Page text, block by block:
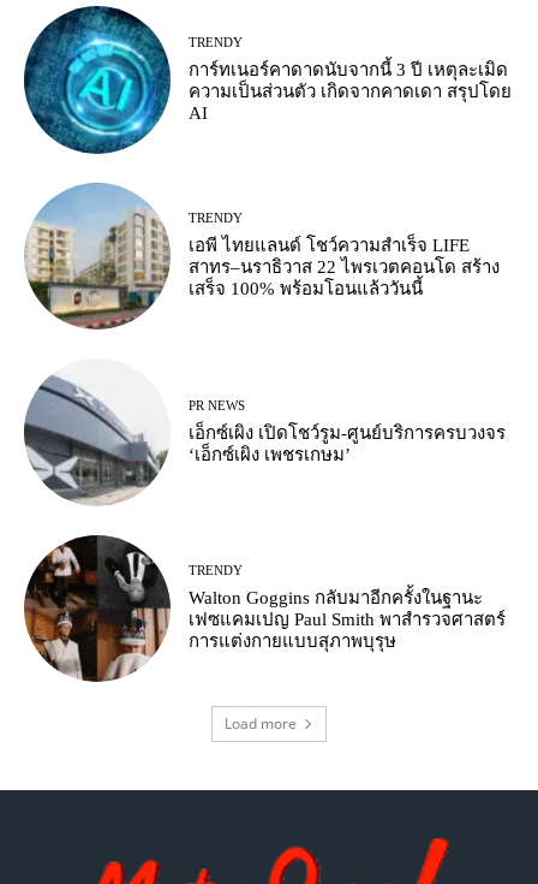
TRENDY
การ์ทเนอร์คาดาดนับจากนี้ 3 ปี เหตุละเมิด
ความเป็นส่วนตัว เกิดจากคาดเดา สรุปโดย
AI
TRENDY
เอพี ไทยแลนด์ โชว์ความสำเร็จ LIFE
สาทร–นราธิวาส 22 ไพรเวตคอนโด สร้าง
เสร็จ 100% พร้อมโอนแล้ววันนี้
PR NEWS
เอ็กซ์เผิง เปิดโชว์รูม-ศูนย์บริการครบวงจร
‘เอ็กซ์เผิง เพชรเกษม’
TRENDY
Walton Goggins กลับมาอีกครั้งในฐานะ
เฟซแคมเปญ Paul Smith พาสำรวจศาสตร์
การแต่งกายแบบสุภาพบุรุษ
Load more